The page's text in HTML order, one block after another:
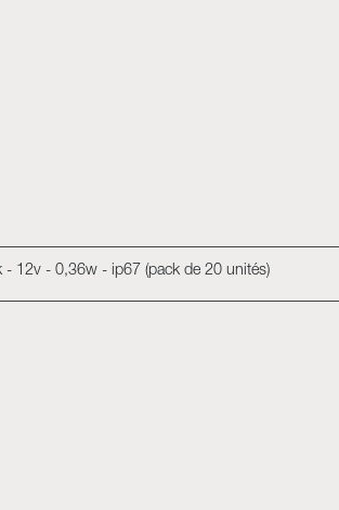
12v - 0,36w - ip67 (pack de 20 unités)